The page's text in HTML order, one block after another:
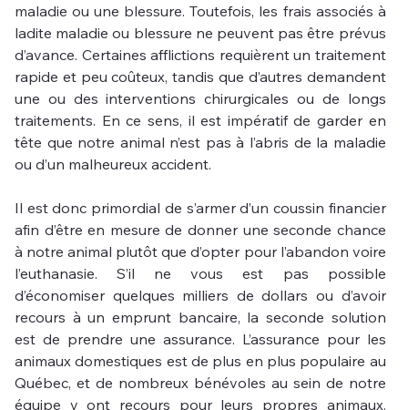
maladie ou une blessure. Toutefois, les frais associés à
ladite maladie ou blessure ne peuvent pas être prévus
d’avance. Certaines afflictions requièrent un traitement
rapide et peu coûteux, tandis que d’autres demandent
une ou des interventions chirurgicales ou de longs
traitements. En ce sens, il est impératif de garder en
tête que notre animal n’est pas à l’abris de la maladie
ou d’un malheureux accident.
Il est donc primordial de s’armer d’un coussin financier
afin d’être en mesure de donner une seconde chance
à notre animal plutôt que d’opter pour l’abandon voire
l’euthanasie. S’il ne vous est pas possible
d’économiser quelques milliers de dollars ou d’avoir
recours à un emprunt bancaire, la seconde solution
est de prendre une assurance. L’assurance pour les
animaux domestiques est de plus en plus populaire au
Québec, et de nombreux bénévoles au sein de notre
équipe y ont recours pour leurs propres animaux.